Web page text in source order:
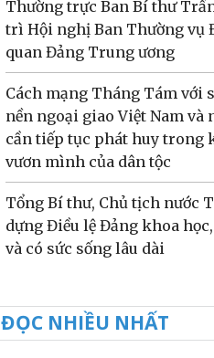
Thường trực Ban Bí thư
trì Hội nghị Ban Thường vụ
quan Đảng Trung ương
Cách mạng Tháng Tám với
nền ngoại giao Việt Nam và
cần tiếp tục phát huy trong
vươn mình của dân tộc
Tổng Bí thư, Chủ tịch nước
dựng Điều lệ Đảng khoa
và có sức sống lâu dài
ĐỌC NHIỀU NHẤT